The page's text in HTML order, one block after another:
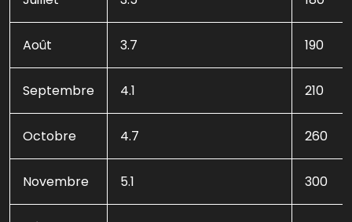
Août 3.7 190
Septembre 4.1 210
Octobre 4.7 260
Novembre 5.1 300